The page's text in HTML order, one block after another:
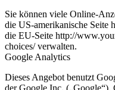
Sie können viele Online-
die US-amerikanische Seite
die EU-Seite http://
choices/ verwalten.
Google Analytics
Dieses Angebot benutzt